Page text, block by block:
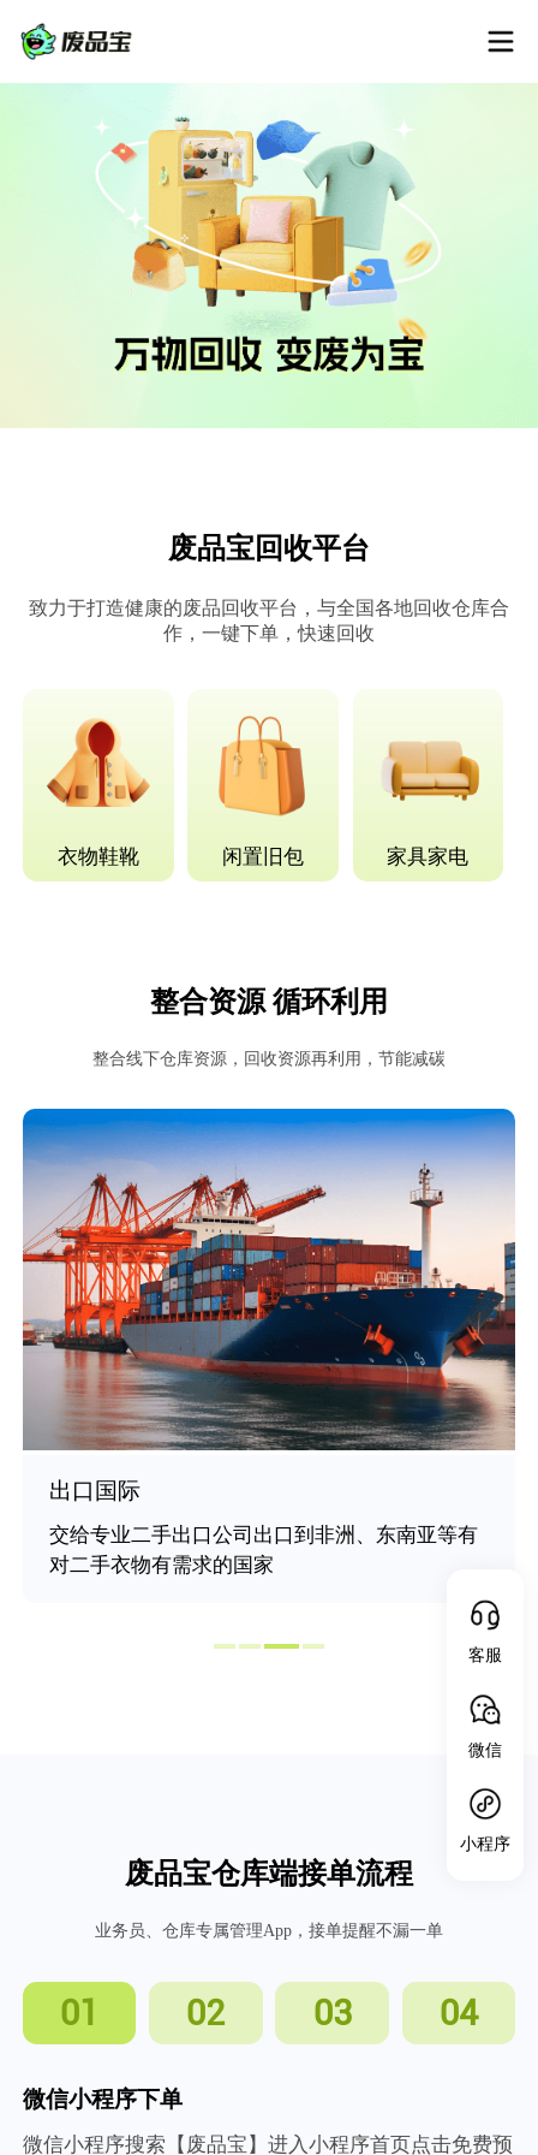
废品宝回收平台
致力于打造健康的废品回收平台，与全国各地回收仓库合
作，一键下单，快速回收
衣物鞋靴 闲置旧包 家具家电
整合资源 循环利用
整合线下仓库资源，回收资源再利用，节能减碳
出口国际
交给专业二手出口公司出口到非洲、东南亚等有
对二手衣物有需求的国家
废品宝仓库端接单流程
业务员、仓库专属管理App，接单提醒不漏一单
01 02 03 04
微信小程序下单
微信小程序搜索【废品宝】进入小程序首页点击免费预
客服
微信
小程序